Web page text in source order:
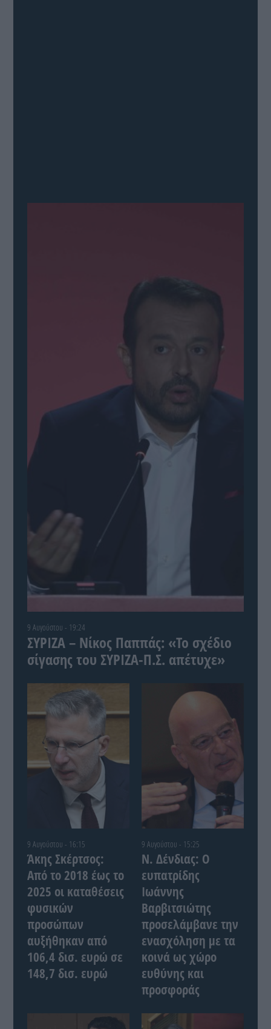
9 Αυγούστου - 19:24
ΣΥΡΙΖΑ – Νίκος Παππάς: «Το σχέδιο
σίγασης του ΣΥΡΙΖΑ-Π.Σ. απέτυχε»
9 Αυγούστου - 16:15
Άκης Σκέρτσος:
Από το 2018 έως το
2025 οι καταθέσεις
φυσικών
προσώπων
αυξήθηκαν από
106,4 δισ. ευρώ σε
148,7 δισ. ευρώ
9 Αυγούστου - 15:25
Ν. Δένδιας: Ο
ευπατρίδης
Ιωάννης
Βαρβιτσιώτης
προσελάμβανε την
ενασχόληση με τα
κοινά ως χώρο
ευθύνης και
προσφοράς